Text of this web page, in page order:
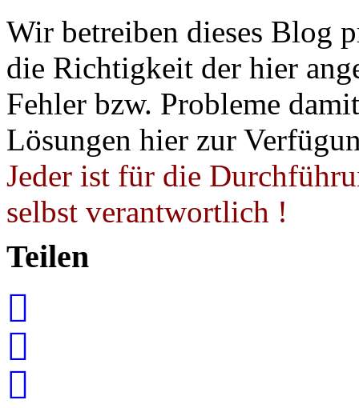
Wir betreiben dieses Blog
die Richtigkeit der hier
Fehler bzw. Probleme
Lösungen hier zur
Jeder ist für die
selbst verantwortlich !
Teilen